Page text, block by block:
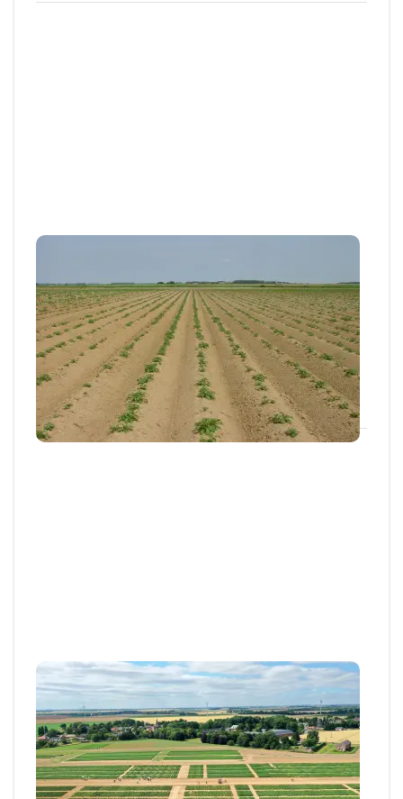
De la réception à la plantation : bien gérer
ses plants de pomme de terre
De la réception jusqu’à la mise en terre, la gestion
des plants de pomme de terre passe...
05 MARS 2026
Résultats d’essais
Conduite de la pomme de terre :
téléchargez la synthèse des essais 2025
pour réussir la campagne 2026
Retrouvez les résultats des essais conduits par